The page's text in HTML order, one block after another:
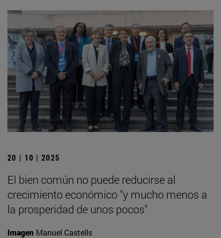
20 | 10 | 2025
El bien común no puede reducirse al
crecimiento económico "y mucho menos a
la prosperidad de unos pocos"
Imagen Manuel Castells